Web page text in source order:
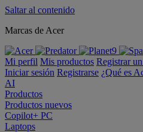
Saltar al contenido
Marcas de Acer
Mi perfil Mis productos Registrar
Iniciar sesión Registrarse ¿Qué es
AI
Productos
Productos nuevos
Copilot+ PC
Laptops